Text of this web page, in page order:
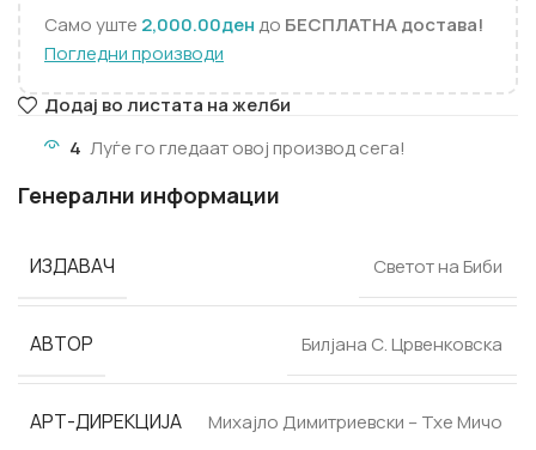
Само уште 2,000.00дендо БЕСПЛАТНА достава!
Погледни производи
Додај во листата на желби
4 Луѓе го гледаат овој производ сега!
Генерални информации
ИЗДАВАЧ Светот на Биби
АВТОР Билјана С. Црвенковска
АРТ-ДИРЕКЦИЈА Михајло Димитриевски – Тхе Мичо